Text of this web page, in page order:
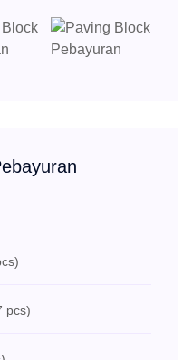
pcs)